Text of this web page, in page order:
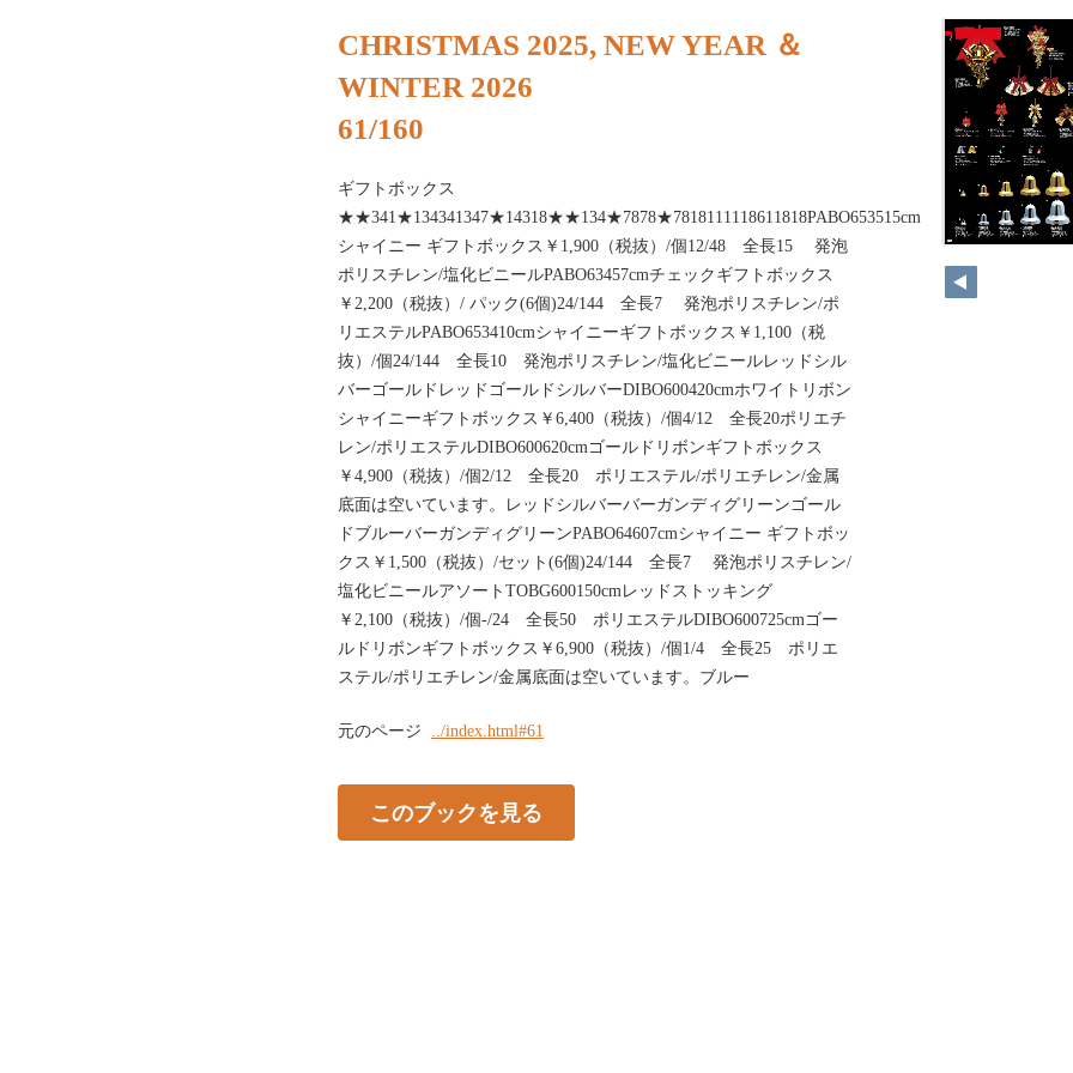
60
CHRISTMAS 2025, NEW YEAR ＆
WINTER 2026
61/160
ギフトボックス
★★341★134341347★14318★★134★7878★7818111118611818PABO653515cm
シャイニー ギフトボックス￥1,900（税抜）/個12/48 全長15 発泡
ポリスチレン/塩化ビニールPABO63457cmチェックギフトボックス
￥2,200（税抜）/ パック(6個)24/144 全長7 発泡ポリスチレン/ポ
リエステルPABO653410cmシャイニーギフトボックス￥1,100（税
抜）/個24/144 全長10 発泡ポリスチレン/塩化ビニールレッドシル
バーゴールドレッドゴールドシルバーDIBO600420cmホワイトリボン
シャイニーギフトボックス￥6,400（税抜）/個4/12 全長20ポリエチ
レン/ポリエステルDIBO600620cmゴールドリボンギフトボックス
￥4,900（税抜）/個2/12 全長20 ポリエステル/ポリエチレン/金属
底面は空いています。レッドシルバーバーガンディグリーンゴール
ドブルーバーガンディグリーンPABO64607cmシャイニー ギフトボッ
クス￥1,500（税抜）/セット(6個)24/144 全長7 発泡ポリスチレン/
塩化ビニールアソートTOBG600150cmレッドストッキング
￥2,100（税抜）/個-/24 全長50 ポリエステルDIBO600725cmゴー
ルドリボンギフトボックス￥6,900（税抜）/個1/4 全長25 ポリエ
ステル/ポリエチレン/金属底面は空いています。ブルー
元のページ ../index.html#61
このブックを見る